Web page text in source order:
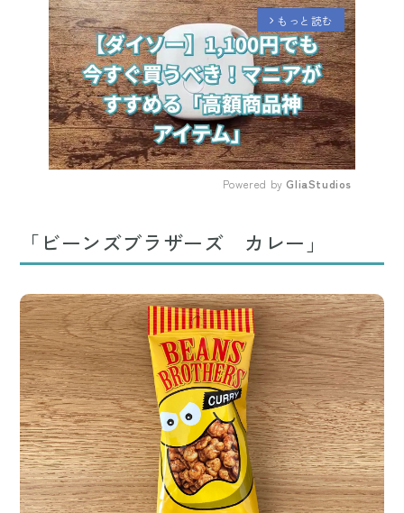
arrow_forward_ios もっと読む
Powered by GliaStudios
「ビーンズブラザーズ カレー」